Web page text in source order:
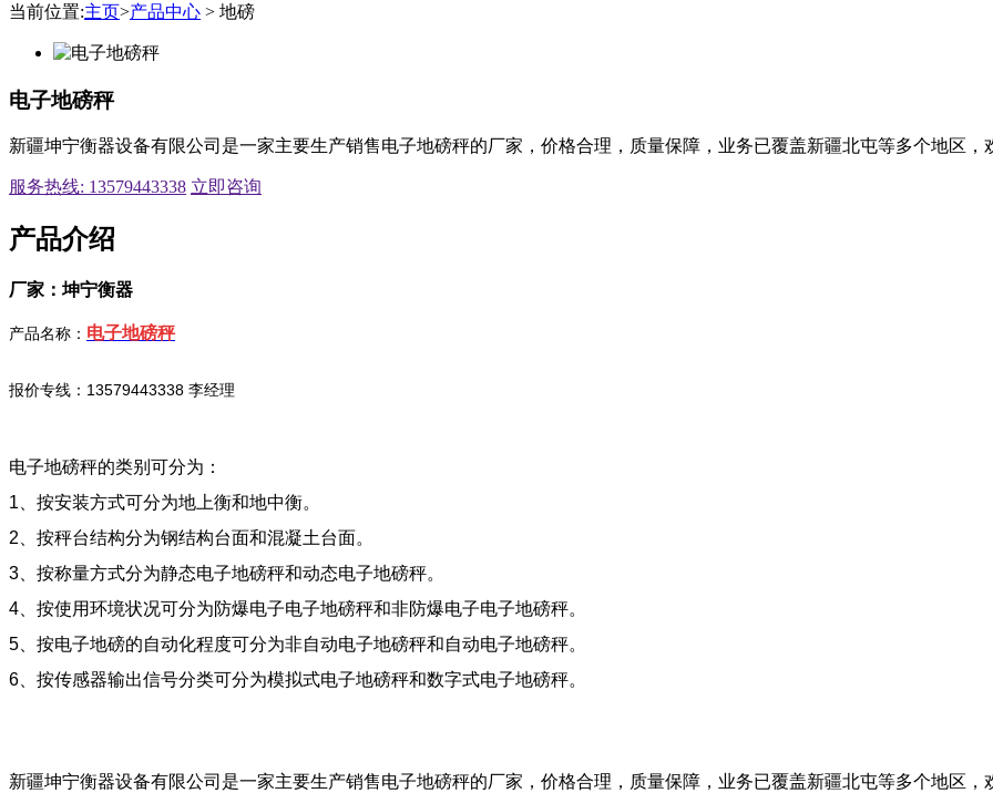
当前位置:主页>产品中心 > 地磅
电子地磅秤
新疆坤宁衡器设备有限公司是一家主要生产销售电子地磅秤的厂家，价格合理，质量保障，业务已覆盖新疆北屯等多个地区，
服务热线: 13579443338 立即咨询
产品介绍
厂家：坤宁衡器
产品名称： 电子地磅秤
报价专线：13579443338 李经理
电子地磅秤的类别可分为：
1、按安装方式可分为地上衡和地中衡。
2、按秤台结构分为钢结构台面和混凝土台面。
3、按称量方式分为静态电子地磅秤和动态电子地磅秤。
4、按使用环境状况可分为防爆电子电子地磅秤和非防爆电子电子地磅秤。
5、按电子地磅的自动化程度可分为非自动电子地磅秤和自动电子地磅秤。
6、按传感器输出信号分类可分为模拟式电子地磅秤和数字式电子地磅秤。
新疆坤宁衡器设备有限公司是一家主要生产销售电子地磅秤的厂家，价格合理，质量保障，业务已覆盖新疆北屯等多个地区，